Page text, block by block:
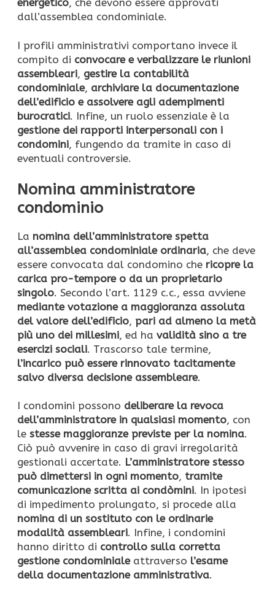
energetico, che devono essere approvati
dall’assemblea condominiale.
I profili amministrativi comportano invece il
compito di convocare e verbalizzare le riunioni
assembleari, gestire la contabilità
condominiale, archiviare la documentazione
dell’edificio e assolvere agli adempimenti
burocratici. Infine, un ruolo essenziale è la
gestione dei rapporti interpersonali con i
condomini, fungendo da tramite in caso di
eventuali controversie.
Nomina amministratore
condominio
La nomina dell’amministratore spetta
all’assemblea condominiale ordinaria, che deve
essere convocata dal condomino che ricopre la
carica pro-tempore o da un proprietario
singolo. Secondo l’art. 1129 c.c., essa avviene
mediante votazione a maggioranza assoluta
del valore dell’edificio, pari ad almeno la metà
più uno dei millesimi, ed ha validità sino a tre
esercizi sociali. Trascorso tale termine,
l’incarico può essere rinnovato tacitamente
salvo diversa decisione assembleare.
I condomini possono deliberare la revoca
dell’amministratore in qualsiasi momento, con
le stesse maggioranze previste per la nomina.
Ciò può avvenire in caso di gravi irregolarità
gestionali accertate. L’amministratore stesso
può dimettersi in ogni momento, tramite
comunicazione scritta ai condòmini. In ipotesi
di impedimento prolungato, si procede alla
nomina di un sostituto con le ordinarie
modalità assembleari. Infine, i condomini
hanno diritto di controllo sulla corretta
gestione condominialeattraverso l’esame
della documentazione amministrativa.